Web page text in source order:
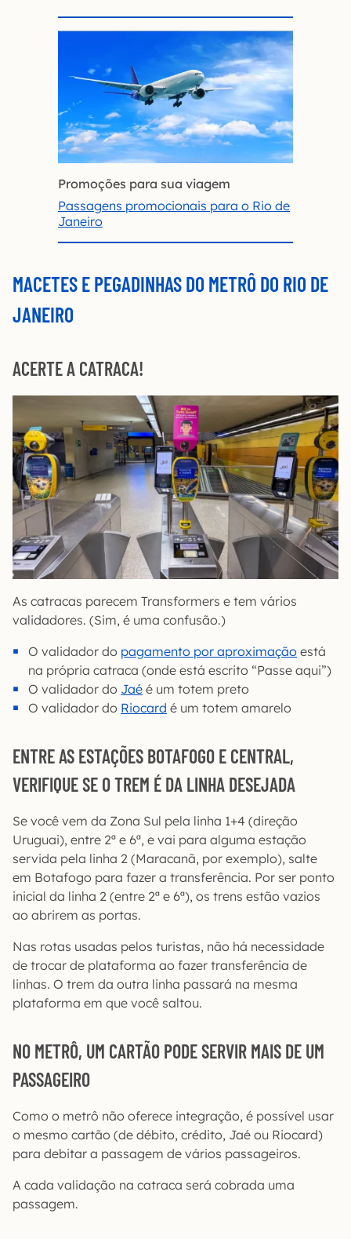
Promoções para sua viagem
Passagens promocionais para o Rio de
Janeiro
MACETES E PEGADINHAS DO METRÔ DO RIO DE
JANEIRO
ACERTE A CATRACA!
As catracas parecem Transformers e tem vários
validadores. (Sim, é uma confusão.)
O validador do pagamento por aproximação está
na própria catraca (onde está escrito “Passe aqui”)
O validador do Jaé é um totem preto
O validador do Riocard é um totem amarelo
ENTRE AS ESTAÇÕES BOTAFOGO E CENTRAL,
VERIFIQUE SE O TREM É DA LINHA DESEJADA
Se você vem da Zona Sul pela linha 1+4 (direção
Uruguai), entre 2ª e 6ª, e vai para alguma estação
servida pela linha 2 (Maracanã, por exemplo), salte
em Botafogo para fazer a transferência. Por ser ponto
inicial da linha 2 (entre 2ª e 6ª), os trens estão vazios
ao abrirem as portas.
Nas rotas usadas pelos turistas, não há necessidade
de trocar de plataforma ao fazer transferência de
linhas. O trem da outra linha passará na mesma
plataforma em que você saltou.
NO METRÔ, UM CARTÃO PODE SERVIR MAIS DE UM
PASSAGEIRO
Como o metrô não oferece integração, é possível usar
o mesmo cartão (de débito, crédito, Jaé ou Riocard)
para debitar a passagem de vários passageiros.
A cada validação na catraca será cobrada uma
passagem.